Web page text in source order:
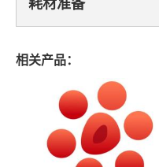
耗材准备
相关产品：